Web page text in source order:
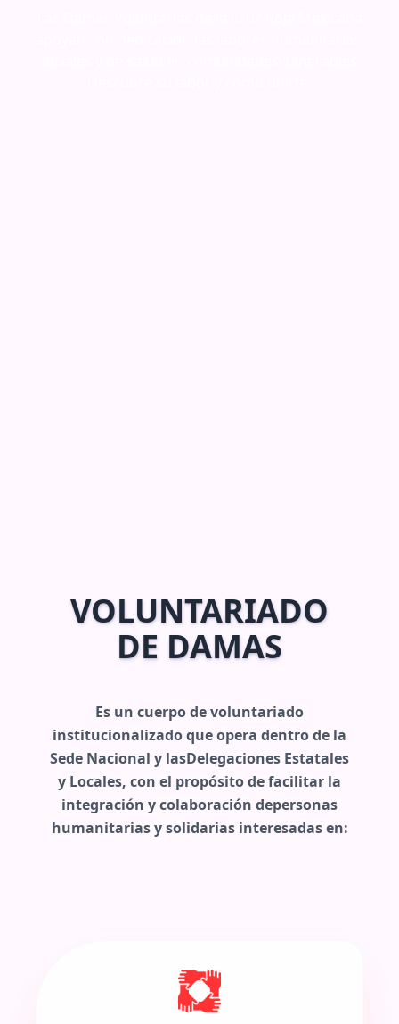
VOLUNTARIADO
DE DAMAS
Es un cuerpo de voluntariado
institucionalizado que opera dentro de la
Sede Nacional y lasDelegaciones Estatales
y Locales, con el propósito de facilitar la
integración y colaboración depersonas
humanitarias y solidarias interesadas en: